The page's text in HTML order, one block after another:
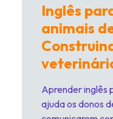
Inglês
animais
Aprender inglês
ajuda os donos